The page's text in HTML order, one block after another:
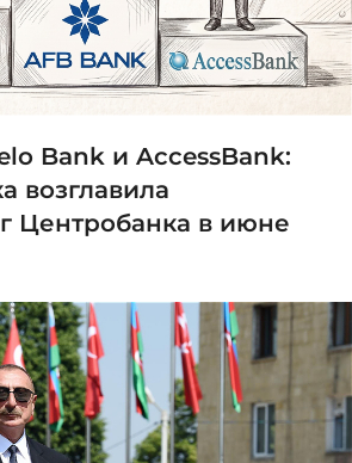
Bank и AccessBank:
возглавила
Центробанка в июне